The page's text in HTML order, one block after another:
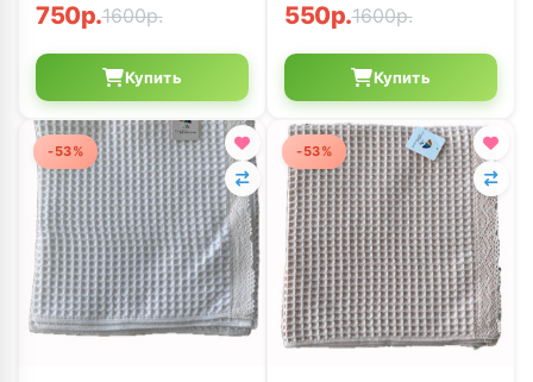
750р.1600р.
Купить
550р.1600р.
Купить
-53% -53%